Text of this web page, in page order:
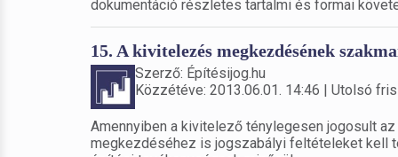
dokumentáció részletes tartalmi és formai
15. A kivitelezés megkezdésének
Szerző: Építésijog.hu
Közzétéve: 2013.06.01. 14:46 | Utolsó
Amennyiben a kivitelező ténylegesen jogosult
megkezdéséhez is jogszabályi feltételeket kell